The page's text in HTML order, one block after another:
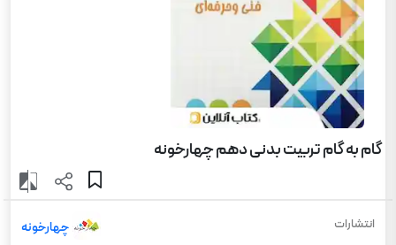
گام به گام تربیت بدنی دهم چهارخونه
انتشارات
چهارخونه